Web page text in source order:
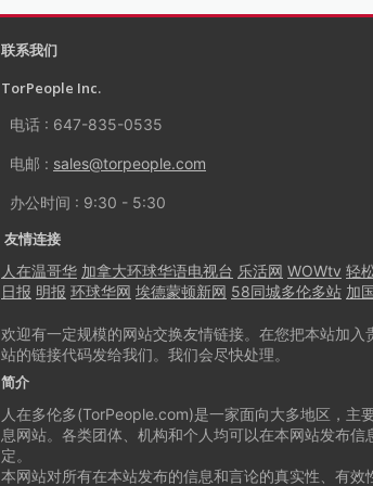
联系我们
TorPeople Inc.
电话 : 647-835-0535
电邮 : sales@torpeople.com
办公时间 : 9:30 - 5:30
友情连接
人在温哥华 加拿大环球华语电视台 乐活网 WOWtv 轻
日报 明报 环球华网 埃德蒙顿新网 58同城多伦多站 加
欢迎有一定规模的网站交换友情链接。在您把本站加入
站的链接代码发给我们。我们会尽快处理。
简介
人在多伦多(TorPeople.com)是一家面向大多地区，主
息网站。各类团体、机构和个人均可以在本网站发布信
定。
本网站对所有在本站发布的信息和言论的真实性、有效